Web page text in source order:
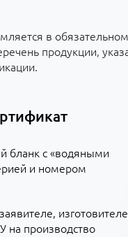
в
продукции,
бланк с «водяными
и номером
на производство